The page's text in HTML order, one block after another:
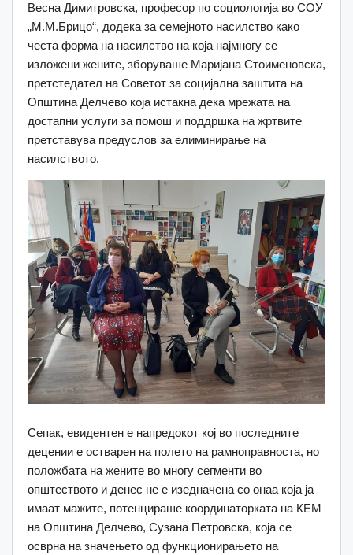
Весна Димитровска, професор по социологија во СОУ
„М.М.Брицо“, додека за семејното насилство како
честа форма на насилство на која најмногу се
изложени жените, зборуваше Маријана Стоименовска,
претстедател на Советот за социјална заштита на
Општина Делчево која истакна дека мрежата на
достапни услуги за помош и поддршка на жртвите
претставува предуслов за елиминирање на
насилството.
Сепак, евидентен е напредокот кој во последните
децении е остварен на полето на рамноправноста, но
положбата на жените во многу сегменти во
општеството и денес не е изедначена со онаа која ја
имаат мажите, потенцираше координаторката на КЕМ
на Општина Делчево, Сузана Петровска, која се
осврна на значењето од функционирањето на